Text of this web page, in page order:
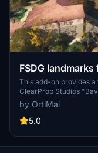
FSDG
Jesenwang
This add-on provides
ClearProp Studios
"Landmarks of
enhances the
Andechs and Raisting
installation
performance in the
by OrtiMai
5.0